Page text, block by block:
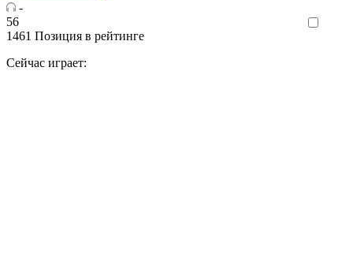
-
56
1461 Позиция в рейтинге